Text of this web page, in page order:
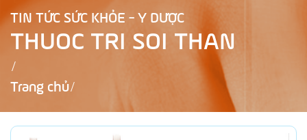
TIN TỨC SỨC KHỎE - Y DƯỢC
THUOC TRI SOI THAN
Trang chủ